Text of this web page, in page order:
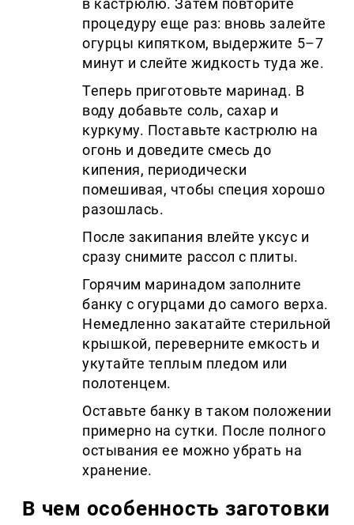
в кастрюлю. Затем повторите
процедуру еще раз: вновь залейте
огурцы кипятком, выдержите 5–7
минут и слейте жидкость туда же.
Теперь приготовьте маринад. В
воду добавьте соль, сахар и
куркуму. Поставьте кастрюлю на
огонь и доведите смесь до
кипения, периодически
помешивая, чтобы специя хорошо
разошлась.
После закипания влейте уксус и
сразу снимите рассол с плиты.
Горячим маринадом заполните
банку с огурцами до самого верха.
Немедленно закатайте стерильной
крышкой, переверните емкость и
укутайте теплым пледом или
полотенцем.
Оставьте банку в таком положении
примерно на сутки. После полного
остывания ее можно убрать на
хранение.
В чем особенность заготовки